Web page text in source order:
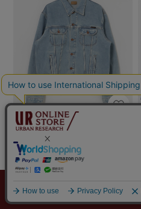
THE GOODLAND MARKET
NUDIE JEANS Danny Denim Jack
et
￥55,000